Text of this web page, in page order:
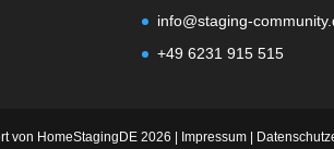
info@staging-
+49 6231 915 515
von HomeStagingDE 2026 | Impressum |